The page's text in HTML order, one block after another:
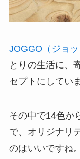
JOGGO（ジョッ
とりの生活に、
セプトにしてい
その中で14色か
で、オリジナリ
のはいいですね。